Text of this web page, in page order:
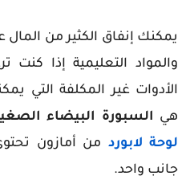
يمكنك إنفاق الكثير من المال
والمواد التعليمية إذا
الأدوات غير المكلفة التي
هي السبورة البيضاء
لوحة لابورد من أمازون
جانب واحد.